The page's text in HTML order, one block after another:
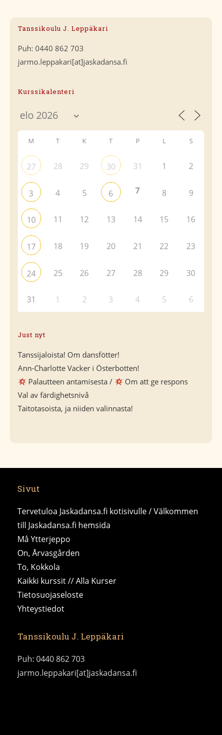
Tanssikoulu J. Leppäkari
Puh: 0440 862 703
jarmo.leppakari[at]jaskadansa.fi
Kurssikalenteri
M T K T P L S
27 28 29 30 31 1 2
3 4 5 6 7 8 9
10 11 12 13 14 15 16
17 18 19 20 21 22 23
24 25 26 27 28 29 30
31 1 2 3 4 5 6
Just nyt
Tanssijaloista! Om dansfötter!
Ann-Charlotte Vacker i Österbotten!
Palautteen antamisesta /
Om att ge respons
Val av färdighetsnivå
Taitotasoista, ja niiden valinnasta!
Sivut
Tervetuloa Jaskadansa.fi kotisivulle / Välkommen
till Jaskadansa.fi hemsida
Må Ytterjeppo
On, Årvasgården
To, Kokkola
Kaikki kurssit // Alla Kurser
Tietosuojaseloste
Yhteystiedot
Tanssikoulu J. Leppäkari
Puh: 0440 862 703
jarmo.leppakari[at]jaskadansa.fi